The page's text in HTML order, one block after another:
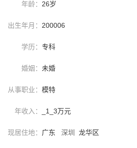
年龄： 26岁
出生年月： 200006
学历： 专科
婚姻： 未婚
从事职业： 模特
年收入： _1_3万元
现居住地： 广东 深圳 龙华区